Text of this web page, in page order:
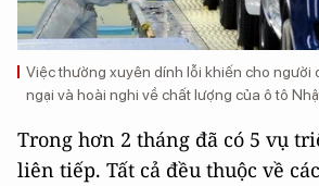
Việc thường xuyên dính lỗi khiến cho người
ngại và hoài nghi về chất lượng của ô tô
Trong hơn 2 tháng đã có 5 vụ
liên tiếp. Tất cả đều thuộc về